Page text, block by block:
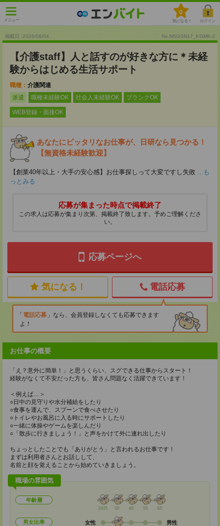
メニュー
0
気になる！ ログイン
掲載日 :2026/08/04 No.NSGSN17_KGMK-2
【介護staff】人と話すのが好きな方に＊未経
験からはじめる生活サポート
職種： 介護関連
派遣
職種未経験OK 社会人未経験OK ブランクOK
WEB登録・面接OK
あなたにピッタリなお仕事が、日研なら見つかる！
【無資格未経験歓迎】
【創業40年以上・大手の安心感】お仕事探しって大変ですし失敗 ...も
っとみる
応募が集まった時点で掲載終了
この求人は応募が集まり次第、掲載終了致します。予めご理解くださ
い。
応募ページへ
気になる！ 電話応募
電話応募
なら、会員登録しなくても応募できます
よ！
お仕事の概要
「え？意外に簡単！」と思うくらい、スグできる仕事からスタート！
経験がなくて不安だった方も、皆さん問題なく活躍できています！
＜例えば…＞
○日中の見守りや水分補給をしたり
○食事を運んで、スプーンで食べさせたり
○トイレやお風呂に入る時にサポートしたり
○一緒に体操やゲームを楽しんだり
○「散歩に行きましょう！」と声をかけて外に連れ出したり
ちょっとしたことでも「ありがとう」と言われるお仕事です！
まずは利用者さんとお話しして、
名前と顔を覚えることから始めていきましょう。
職場の雰囲気
年齢層
20代 30 40 50 60
男女比率 女性 男性